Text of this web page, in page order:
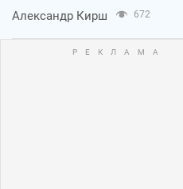
Александр Кирш 672